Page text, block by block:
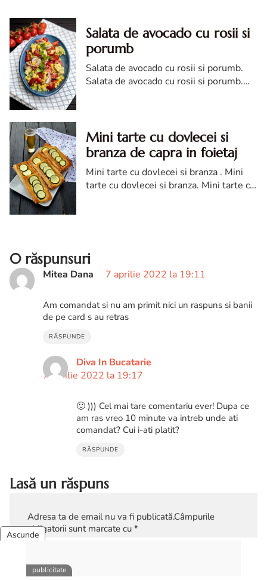
Salata de avocado cu rosii si
porumb
Salata de avocado cu rosii si porumb.
Salata de avocado cu rosii si porumb.
Mini tarte cu dovlecei si
branza de capra in foietaj
Mini tarte cu dovlecei si branza . Mini
tarte cu dovlecei si branza. Mini tarte cu
0 răspunsuri
Mitea Dana 7 aprilie 2022 la 19:11
Am comandat si nu am primit nici un raspuns si banii
de pe card s au retras
RĂSPUNDE
Diva In Bucatarie
7 aprilie 2022 la 19:17
🙂 ))) Cel mai tare comentariu ever! Dupa ce
am ras vreo 10 minute va intreb unde ati
comandat? Cui i-ati platit?
RĂSPUNDE
Lasă un răspuns
Adresa ta de email nu va fi publicată.Câmpurile
obligatorii sunt marcate cu *